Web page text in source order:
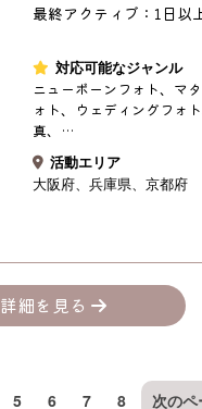
最終アクティブ：1日以
対応可能なジャンル
ニューボーンフォト、マ
ォト、ウェディングフォ
真、…
活動エリア
大阪府
兵庫県 京都府
詳細を見る
5 6 7 8 次のペ